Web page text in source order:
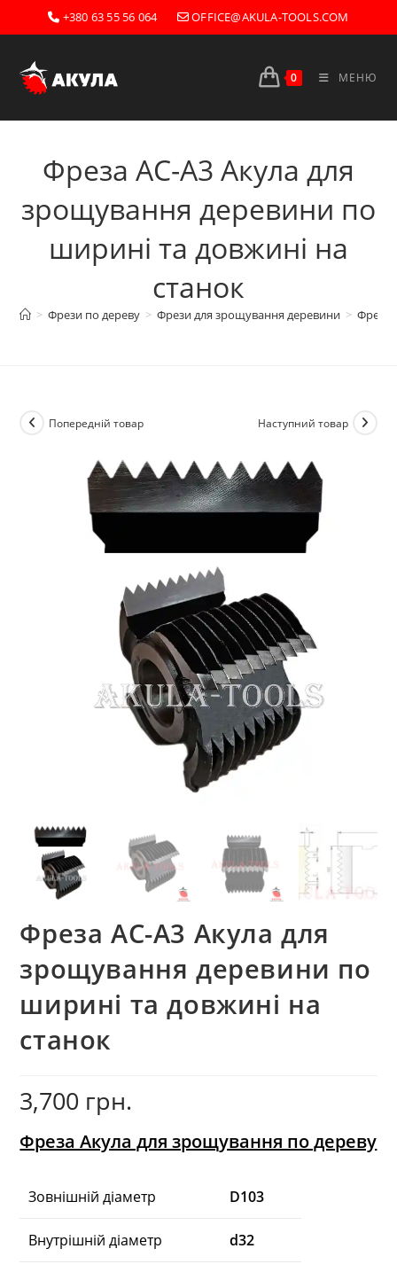
Перейти
до
+380 63 55 56 064 OFFICE@AKULA-TOOLS.COM
0 МЕНЮ
Фреза AС-A3 Акула для
зрощування деревини по
ширині та довжині на
станок
> Фрези по дереву > Фрези для зрощування деревини > Фреза
Попередній товар Наступний товар
Фреза AС-A3 Акула для
зрощування деревини по
ширині та довжині на
станок
3,700 грн.
Фреза Акула для зрощування по дереву
Зовнішній діаметр D103
Внутрішній діаметр d32